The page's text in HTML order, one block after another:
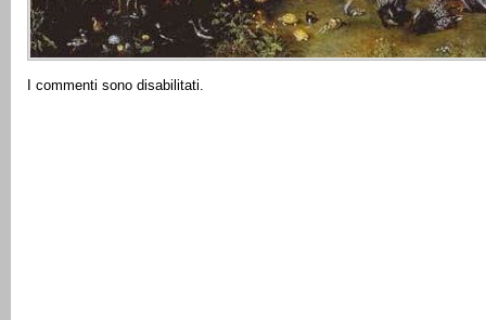
I commenti sono disabilitati.